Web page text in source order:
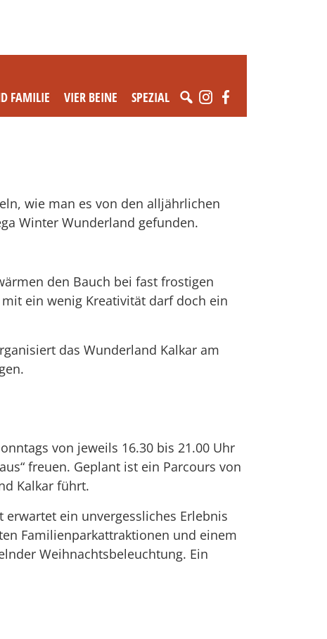
FAMILIE VIER BEINE SPEZIAL
wie man es von den alljährlichen
Winter Wunderland gefunden.
den Bauch bei fast frostigen
ein wenig Kreativität darf doch ein
das Wunderland Kalkar am
von jeweils 16.30 bis 21.00 Uhr
freuen. Geplant ist ein Parcours von
Kalkar führt.
ein unvergessliches Erlebnis
Familienparkattraktionen und einem
Weihnachtsbeleuchtung. Ein